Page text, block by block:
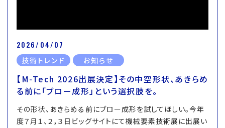
2026/04/07
技術トレンド お知らせ
【M-Tech 2026出展決定】その中空形状、あきらめ
る前に「ブロー成形」という選択肢を。
その形状、あきらめる前にブロー成形を試してほしい。今年
度７月１、２，３日ビッグサイトにて機械要素技術展に出展い